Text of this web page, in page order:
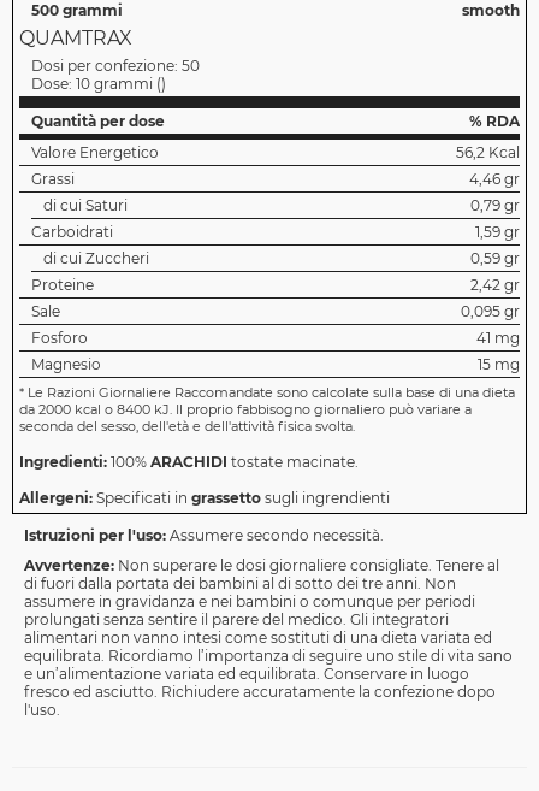
500 grammi smooth
QUAMTRAX
Dosi per confezione: 50
Dose: 10 grammi ()
Quantità per dose
% RDA
Valore Energetico
56,2 Kcal
Grassi
4,46 gr
di cui Saturi
0,79 gr
Carboidrati
1,59 gr
di cui Zuccheri
0,59 gr
Proteine
2,42 gr
Sale
0,095 gr
Fosforo
41 mg
Magnesio
15 mg
* Le Razioni Giornaliere Raccomandate sono calcolate sulla base di una dieta
da 2000 kcal o 8400 kJ. Il proprio fabbisogno giornaliero può variare a
seconda del sesso, dell'età e dell'attività fisica svolta.
Ingredienti: 100% ARACHIDI tostate macinate.
Allergeni: Specificati in grassetto sugli ingrendienti
Istruzioni per l'uso: Assumere secondo necessità.
Avvertenze: Non superare le dosi giornaliere consigliate. Tenere al
di fuori dalla portata dei bambini al di sotto dei tre anni. Non
assumere in gravidanza e nei bambini o comunque per periodi
prolungati senza sentire il parere del medico. Gli integratori
alimentari non vanno intesi come sostituti di una dieta variata ed
equilibrata. Ricordiamo l’importanza di seguire uno stile di vita sano
e un’alimentazione variata ed equilibrata. Conservare in luogo
fresco ed asciutto. Richiudere accuratamente la confezione dopo
l'uso.